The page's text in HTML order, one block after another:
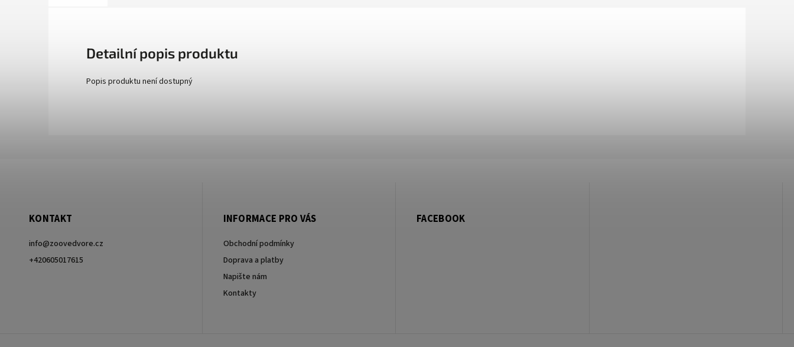
Detailní popis produktu
Popis produktu není dostupný
KONTAKT
info@zoovedvore.cz
+420605017615
INFORMACE PRO VÁS
Obchodní podmínky
Doprava a platby
Napište nám
Kontakty
FACEBOOK